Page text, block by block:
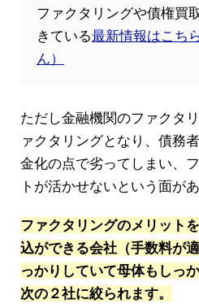
ファクタリングや債権買
きている最新情報はこち
ん）
ただし金融機関のファクタ
ァクタリングとなり、債務
金化の点で劣ってしまい、
トが活かせないという面があ
ファクタリングのメリット
込ができる会社（手数料が
っかりしていて母体もしっ
次の２社に絞られます。